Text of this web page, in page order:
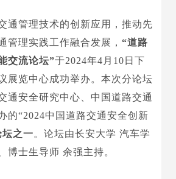
通管理技术的创新应用，推动先
管理实践工作融合发展， “道路
交流论坛”于2024年4月10日下
展览中心成功举办。本次分论坛
通安全研究中心、中国道路交通
的“2024中国道路交通安全创新
坛之一。论坛由长安大学 汽车学
博士生导师 余强主持。